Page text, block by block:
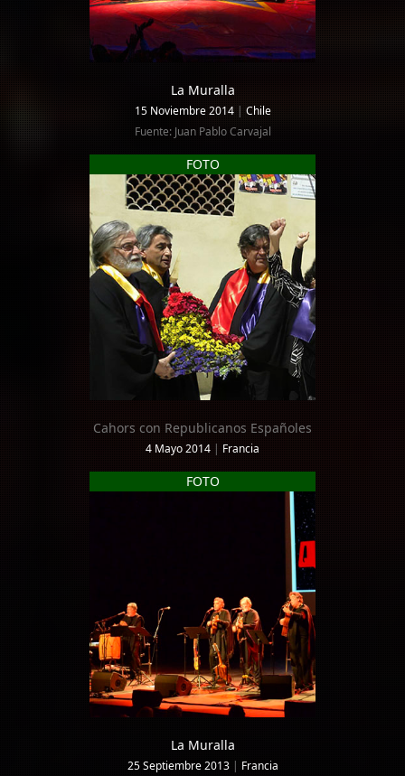
La Muralla
15 Noviembre 2014 | Chile
Fuente: Juan Pablo Carvajal
FOTO
Cahors con Republicanos Españoles
4 Mayo 2014 | Francia
FOTO
La Muralla
25 Septiembre 2013 | Francia